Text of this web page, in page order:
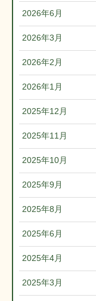
2026年6月
2026年3月
2026年2月
2026年1月
2025年12月
2025年11月
2025年10月
2025年9月
2025年8月
2025年6月
2025年4月
2025年3月